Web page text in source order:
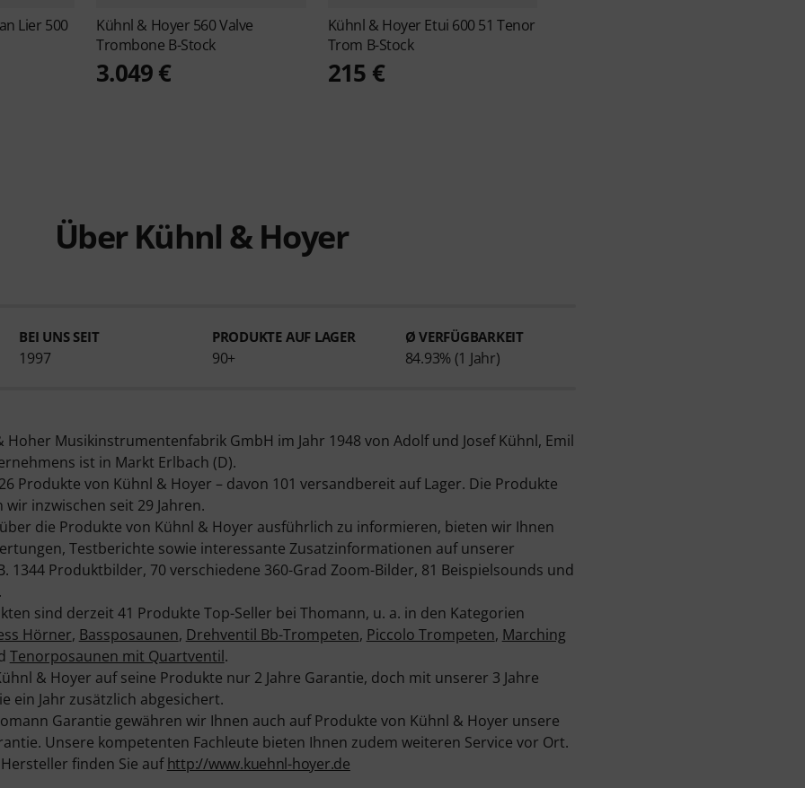
Lier 500
Kühnl & Hoyer 560 Valve
Trombone B-Stock
3.049 €
Kühnl & Hoyer Etui 600 51 Tenor
Trom B-Stock
215 €
Über Kühnl & Hoyer
BEI UNS SEIT
1997
PRODUKTE AUF LAGER
90+
Ø VERFÜGBARKEIT
84.93% (1 Jahr)
Musikinstrumentenfabrik GmbH im Jahr 1948 von Adolf und Josef Kühnl, Emil
ist in Markt Erlbach (D).
Produkte von Kühnl & Hoyer – davon 101 versandbereit auf Lager. Die Produkte
inzwischen seit 29 Jahren.
die Produkte von Kühnl & Hoyer ausführlich zu informieren, bieten wir Ihnen
Testberichte sowie interessante Zusatzinformationen auf unserer
1344 Produktbilder, 70 verschiedene 360-Grad Zoom-Bilder, 81 Beispielsounds und
sind derzeit 41 Produkte Top-Seller bei Thomann, u. a. in den Kategorien
Hörner, Bassposaunen, Drehventil Bb-Trompeten, Piccolo Trompeten, Marching
Tenorposaunen mit Quartventil.
& Hoyer auf seine Produkte nur 2 Jahre Garantie, doch mit unserer 3 Jahre
ein Jahr zusätzlich abgesichert.
Garantie gewähren wir Ihnen auch auf Produkte von Kühnl & Hoyer unsere
Unsere kompetenten Fachleute bieten Ihnen zudem weiteren Service vor Ort.
finden Sie aufhttp://www.kuehnl-hoyer.de